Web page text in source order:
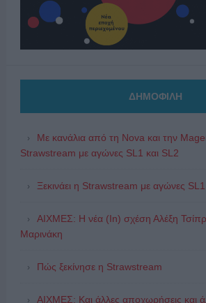
ΔΗΜΟΦΙΛΗ
Με κανάλια από τη Nova και την
Strawstream με αγώνες SL1 και SL2
Ξεκινάει η Strawstream με αγώνες SL1
ΑΙΧΜΕΣ: Η νέα (In) σχέση Αλέξη
Μαρινάκη
Πώς ξεκίνησε η Strawstream
ΑΙΧΜΕΣ: Και άλλες αποχωρήσεις και